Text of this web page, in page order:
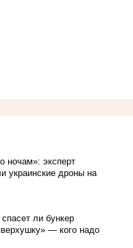
ночам»: эксперт
украинские дроны на
ли бункер
— кого надо